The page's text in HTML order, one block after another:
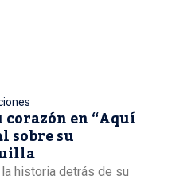
en “Aquí
sobre su
historia detrás de su